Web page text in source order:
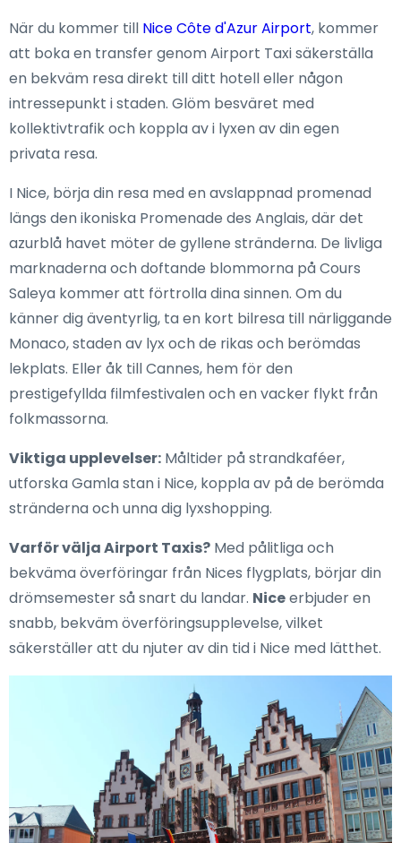
När du kommer till Nice Côte d'Azur Airport, kommer
att boka en transfer genom Airport Taxi säkerställa
en bekväm resa direkt till ditt hotell eller någon
intressepunkt i staden. Glöm besväret med
kollektivtrafik och koppla av i lyxen av din egen
privata resa.
I Nice, börja din resa med en avslappnad promenad
längs den ikoniska Promenade des Anglais, där det
azurblå havet möter de gyllene stränderna. De livliga
marknaderna och doftande blommorna på Cours
Saleya kommer att förtrolla dina sinnen. Om du
känner dig äventyrlig, ta en kort bilresa till närliggande
Monaco, staden av lyx och de rikas och berömdas
lekplats. Eller åk till Cannes, hem för den
prestigefyllda filmfestivalen och en vacker flykt från
folkmassorna.
Viktiga upplevelser: Måltider på strandkaféer,
utforska Gamla stan i Nice, koppla av på de berömda
stränderna och unna dig lyxshopping.
Varför välja Airport Taxis? Med pålitliga och
bekväma överföringar från Nices flygplats, börjar din
drömsemester så snart du landar. Niceerbjuder en
snabb, bekväm överföringsupplevelse, vilket
säkerställer att du njuter av din tid i Nice med lätthet.